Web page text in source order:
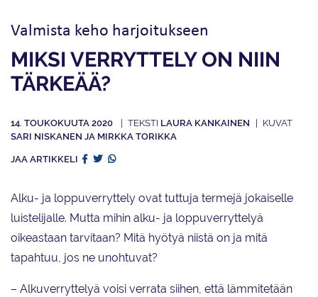
Valmista keho harjoitukseen
MIKSI VERRYTTELY ON NIIN
TÄRKEÄÄ?
14. TOUKOKUUTA 2020
LAURA KANKAINEN
SARI NISKANEN JA MIRKKA TORIKKA
JAA ARTIKKELI
Alku- ja loppuverryttely ovat tuttuja termejä jokaiselle
luistelijalle. Mutta mihin alku- ja loppuverryttelyä
oikeastaan tarvitaan? Mitä hyötyä niistä on ja mitä
tapahtuu, jos ne unohtuvat?
– Alkuverryttelyä voisi verrata siihen, että lämmitetään